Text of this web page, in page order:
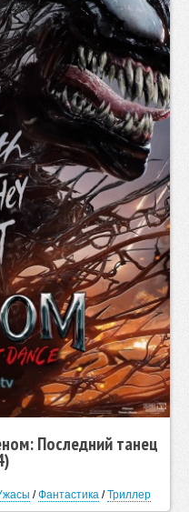
Последний танец
/Фантастика /Триллер